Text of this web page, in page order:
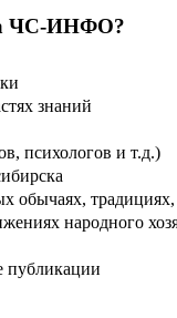
ЧС-ИНФО?
знаний
психологов и т.д.)
обычаях, традициях,
народного
публикации